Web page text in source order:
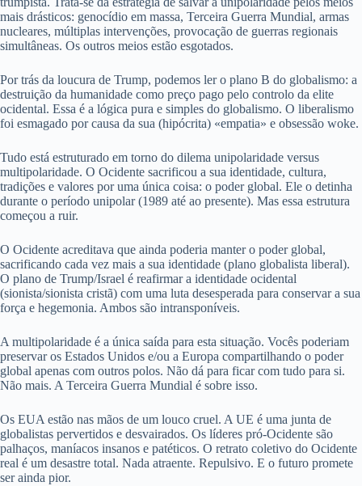
mais drásticos: genocídio em massa, Terceira Guerra Mundial, armas
nucleares, múltiplas intervenções, provocação de guerras regionais
simultâneas. Os outros meios estão esgotados.
Por trás da loucura de Trump, podemos ler o plano B do globalismo: a
destruição da humanidade como preço pago pelo controlo da elite
ocidental. Essa é a lógica pura e simples do globalismo. O liberalismo
foi esmagado por causa da sua (hipócrita) «empatia» e obsessão woke.
Tudo está estruturado em torno do dilema unipolaridade versus
multipolaridade. O Ocidente sacrificou a sua identidade, cultura,
tradições e valores por uma única coisa: o poder global. Ele o detinha
durante o período unipolar (1989 até ao presente). Mas essa estrutura
começou a ruir.
O Ocidente acreditava que ainda poderia manter o poder global,
sacrificando cada vez mais a sua identidade (plano globalista liberal).
O plano de Trump/Israel é reafirmar a identidade ocidental
(sionista/sionista cristã) com uma luta desesperada para conservar a sua
força e hegemonia. Ambos são intransponíveis.
A multipolaridade é a única saída para esta situação. Vocês poderiam
preservar os Estados Unidos e/ou a Europa compartilhando o poder
global apenas com outros polos. Não dá para ficar com tudo para si.
Não mais. A Terceira Guerra Mundial é sobre isso.
Os EUA estão nas mãos de um louco cruel. A UE é uma junta de
globalistas pervertidos e desvairados. Os líderes pró-Ocidente são
palhaços, maníacos insanos e patéticos. O retrato coletivo do Ocidente
real é um desastre total. Nada atraente. Repulsivo. E o futuro promete
ser ainda pior.